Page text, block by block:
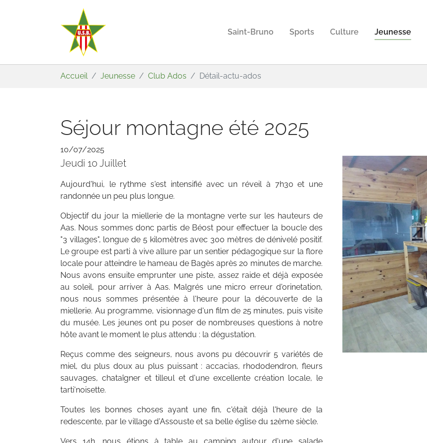
Saint-Bruno Sports Culture Jeunesse
Accueil Jeunesse Club Ados Détail-actu-ados
Séjour montagne été 2025
10/07/2025
Jeudi 10 Juillet
Aujourd'hui, le rythme s'est intensifié avec un réveil à 7h30 et une
randonnée un peu plus longue.
Objectif du jour la miellerie de la montagne verte sur les hauteurs de
Aas. Nous sommes donc partis de Béost pour effectuer la boucle des
"3 villages", longue de 5 kilomètres avec 300 mètres de dénivelé positif.
Le groupe est parti à vive allure par un sentier pédagogique sur la flore
locale pour atteindre le hameau de Bagès après 20 minutes de marche.
Nous avons ensuite emprunter une piste, assez raide et déjà exposée
au soleil, pour arriver à Aas. Malgrés une micro erreur d'orinetation,
nous nous sommes présentée à l'heure pour la découverte de la
miellerie. Au programme, visionnage d'un film de 25 minutes, puis visite
du musée. Les jeunes ont pu poser de nombreuses questions à notre
hôte avant le moment le plus attendu : la dégustation.
Reçus comme des seigneurs, nous avons pu découvrir 5 variétés de
miel, du plus doux au plus puissant : accacias, rhododendron, fleurs
sauvages, chataîgner et tilleul et d'une excellente création locale, le
tarti'noisette.
Toutes les bonnes choses ayant une fin, c'était déjà l'heure de la
redescente, par le village d'Assouste et sa belle église du 12ème siècle.